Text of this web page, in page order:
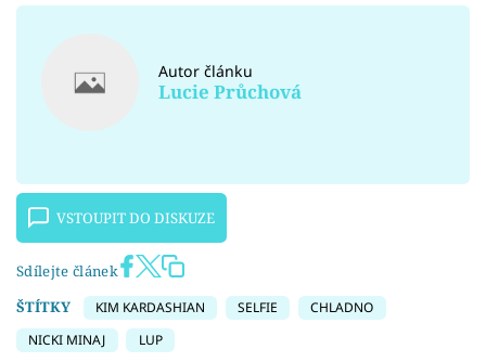
Autor článku
Lucie Průchová
VSTOUPIT DO DISKUZE
Sdílejte článek
ŠTÍTKY
KIM KARDASHIAN SELFIE
CHLADNO
NICKI MINAJ
LUP